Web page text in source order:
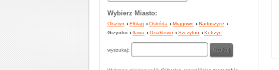
Wybierz Miasto:
Olsztyn Elbląg Ostróda Mrągowo
Bartoszyce
Giżycko
Iława Działdowo Szczytno Kętrzyn
wyszukaj: